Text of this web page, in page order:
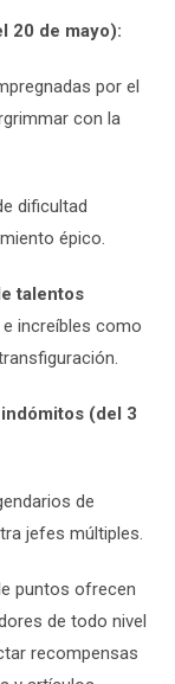
20 de mayo):
por el
con la
dificultad
épico.
talentos
increíbles como
(del 3
de
jefes múltiples.
puntos ofrecen
de todo nivel
recompensas